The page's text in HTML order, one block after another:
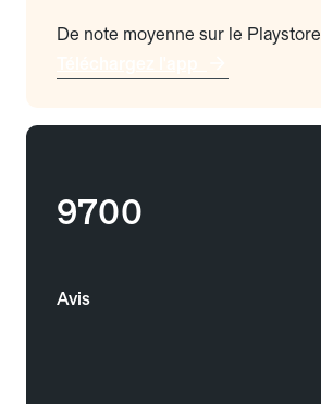
De note moyenne sur le Playstore
9700
Avis